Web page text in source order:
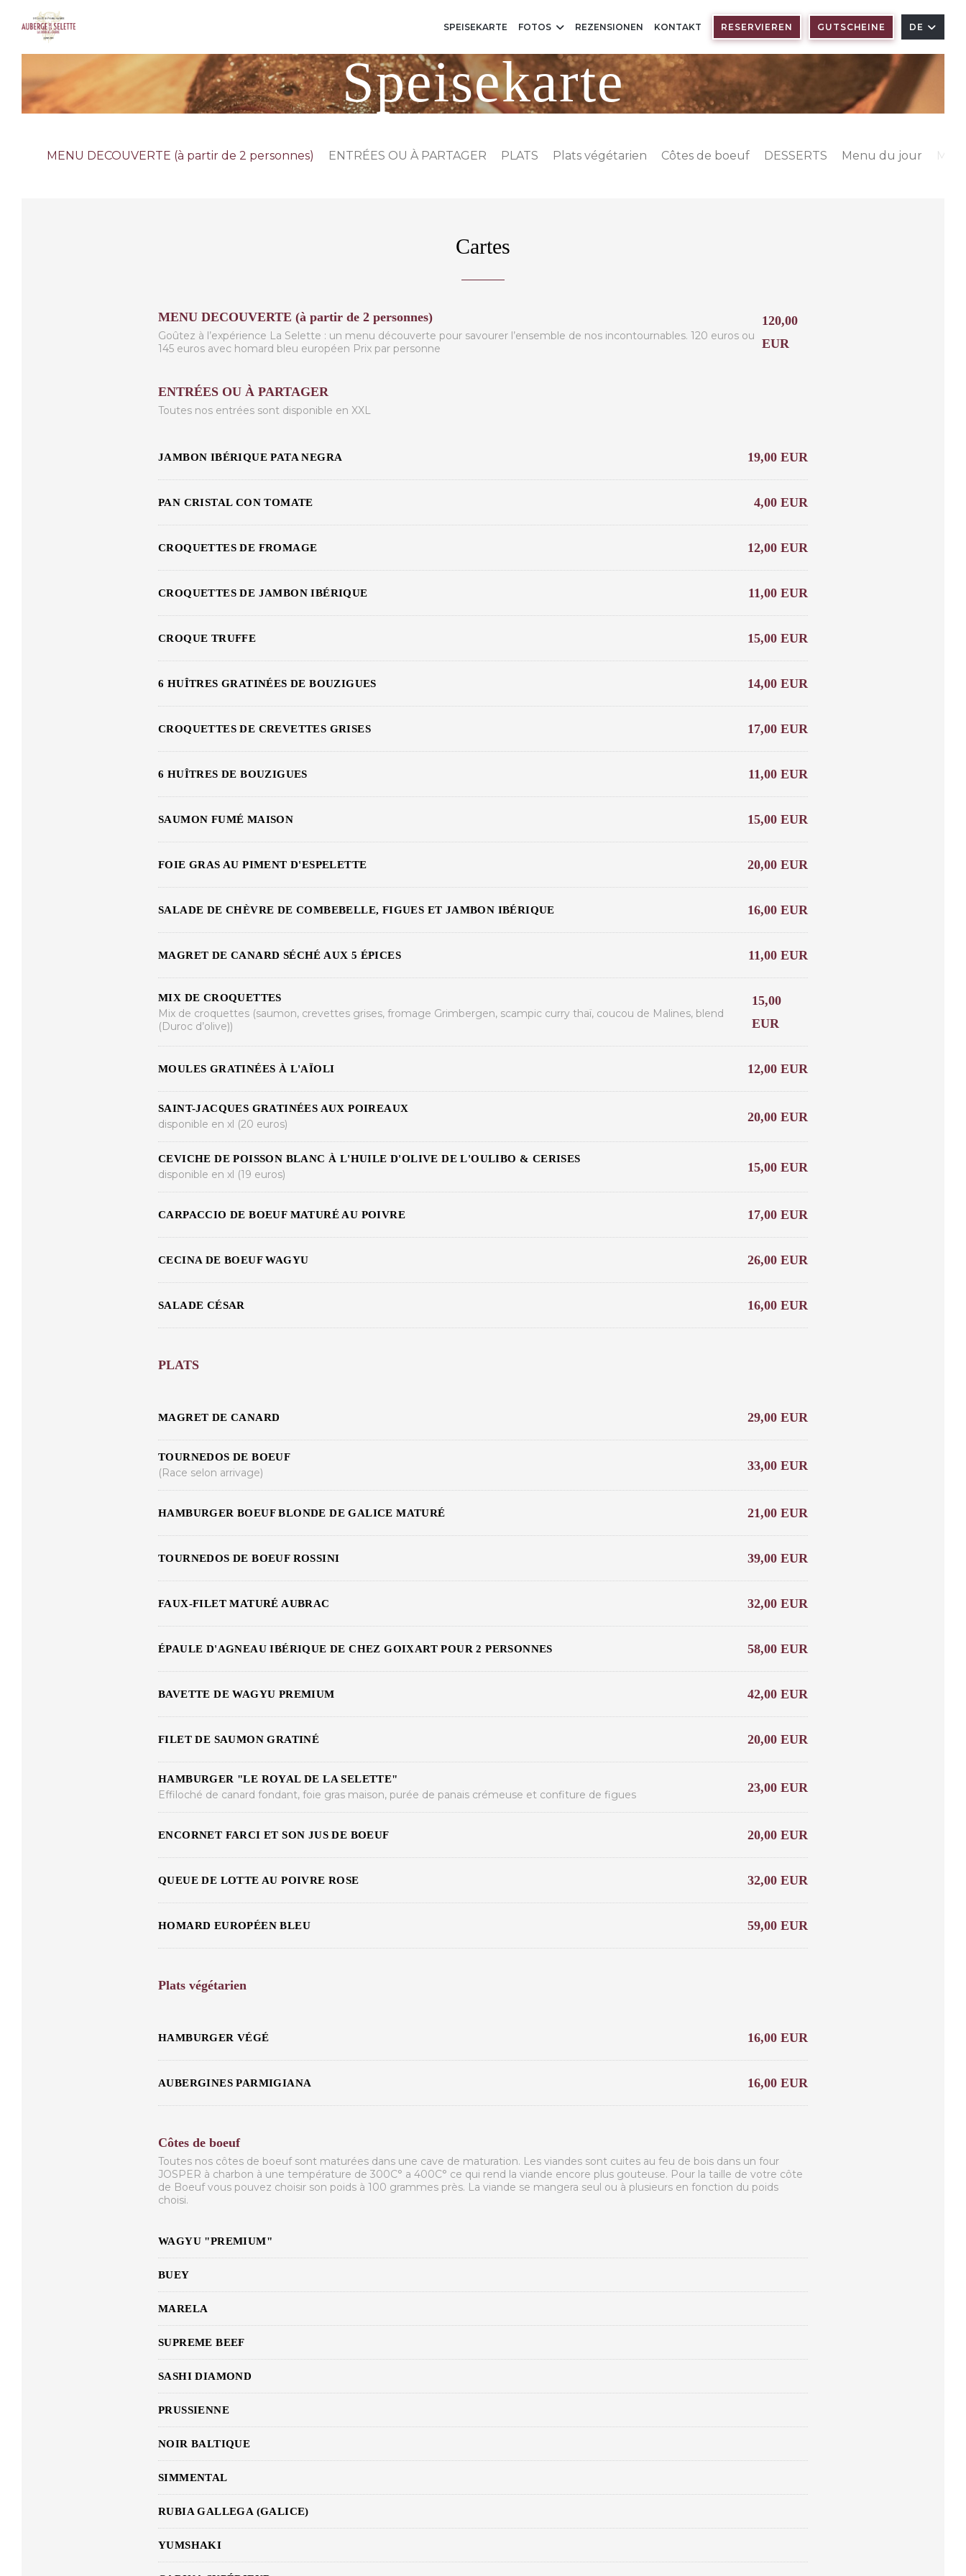
SPEISEKARTE FOTOS REZENSIONEN KONTAKT RESERVIEREN GUTSCHEINE DE
Speisekarte
MENU DECOUVERTE (à partir de 2 personnes) ENTRÉES OU À PARTAGER PLATS Plats végétarien Côtes de boeuf DESSERTS Menu du jour
Cartes
MENU DECOUVERTE (à partir de 2 personnes)
Goûtez à l’expérience La Selette : un menu découverte pour savourer l’ensemble de nos incontournables. 120 euros ou
145 euros avec homard bleu européen Prix par personne
120,00
EUR
ENTRÉES OU À PARTAGER
Toutes nos entrées sont disponible en XXL
JAMBON IBÉRIQUE PATA NEGRA 19,00 EUR
PAN CRISTAL CON TOMATE 4,00 EUR
CROQUETTES DE FROMAGE 12,00 EUR
CROQUETTES DE JAMBON IBÉRIQUE 11,00 EUR
CROQUE TRUFFE 15,00 EUR
6 HUÎTRES GRATINÉES DE BOUZIGUES 14,00 EUR
CROQUETTES DE CREVETTES GRISES 17,00 EUR
6 HUÎTRES DE BOUZIGUES 11,00 EUR
SAUMON FUMÉ MAISON 15,00 EUR
FOIE GRAS AU PIMENT D'ESPELETTE 20,00 EUR
SALADE DE CHÈVRE DE COMBEBELLE, FIGUES ET JAMBON IBÉRIQUE 16,00 EUR
MAGRET DE CANARD SÉCHÉ AUX 5 ÉPICES 11,00 EUR
MIX DE CROQUETTES
Mix de croquettes (saumon, crevettes grises, fromage Grimbergen, scampic curry thaï, coucou de Malines, blend
(Duroc d’olive))
15,00
EUR
MOULES GRATINÉES À L'AÏOLI 12,00 EUR
SAINT-JACQUES GRATINÉES AUX POIREAUX
disponible en xl (20 euros)
20,00 EUR
CEVICHE DE POISSON BLANC À L'HUILE D'OLIVE DE L'OULIBO & CERISES
disponible en xl (19 euros)
15,00 EUR
CARPACCIO DE BOEUF MATURÉ AU POIVRE 17,00 EUR
CECINA DE BOEUF WAGYU 26,00 EUR
SALADE CÉSAR 16,00 EUR
PLATS
MAGRET DE CANARD 29,00 EUR
TOURNEDOS DE BOEUF
(Race selon arrivage)
33,00 EUR
HAMBURGER BOEUF BLONDE DE GALICE MATURÉ 21,00 EUR
TOURNEDOS DE BOEUF ROSSINI 39,00 EUR
FAUX-FILET MATURÉ AUBRAC 32,00 EUR
ÉPAULE D'AGNEAU IBÉRIQUE DE CHEZ GOIXART POUR 2 PERSONNES 58,00 EUR
BAVETTE DE WAGYU PREMIUM 42,00 EUR
FILET DE SAUMON GRATINÉ 20,00 EUR
HAMBURGER "LE ROYAL DE LA SELETTE"
Effiloché de canard fondant, foie gras maison, purée de panais crémeuse et confiture de figues
23,00 EUR
ENCORNET FARCI ET SON JUS DE BOEUF 20,00 EUR
QUEUE DE LOTTE AU POIVRE ROSE 32,00 EUR
HOMARD EUROPÉEN BLEU 59,00 EUR
Plats végétarien
HAMBURGER VÉGÉ 16,00 EUR
AUBERGINES PARMIGIANA 16,00 EUR
Côtes de boeuf
Toutes nos côtes de boeuf sont maturées dans une cave de maturation. Les viandes sont cuites au feu de bois dans un four
JOSPER à charbon à une température de 300C° a 400C° ce qui rend la viande encore plus gouteuse. Pour la taille de votre côte
de Boeuf vous pouvez choisir son poids à 100 grammes près. La viande se mangera seul ou à plusieurs en fonction du poids
choisi.
WAGYU "PREMIUM"
BUEY
MARELA
SUPREME BEEF
SASHI DIAMOND
PRUSSIENNE
NOIR BALTIQUE
SIMMENTAL
RUBIA GALLEGA (GALICE)
YUMSHAKI